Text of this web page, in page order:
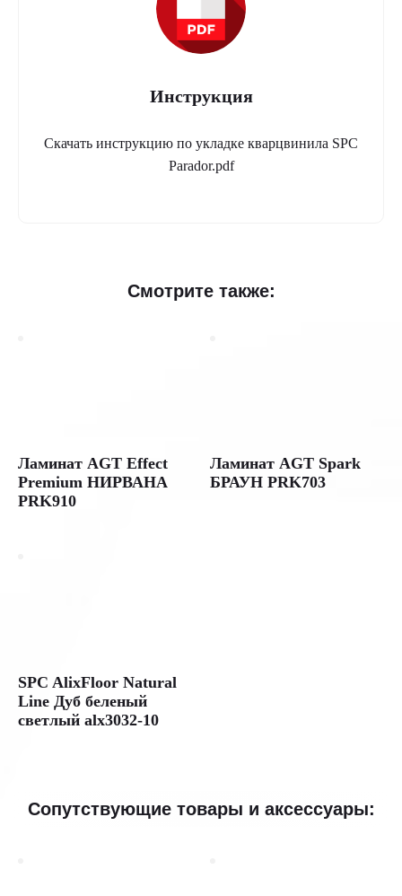
Инструкция
Скачать инструкцию по укладке кварцвинила SPC
Parador.pdf
Смотрите также:
Ламинат AGT Effect
Premium НИРВАНА
PRK910
Ламинат AGT Spark
БРАУН PRK703
SPC AlixFloor Natural
Line Дуб беленый
светлый alx3032-10
Сопутствующие товары и аксессуары: